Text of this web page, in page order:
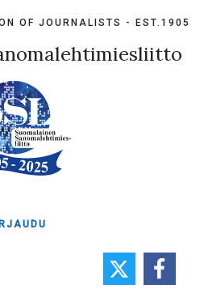
OF JOURNALISTS - EST.1905